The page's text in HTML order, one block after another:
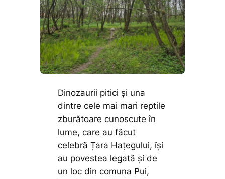
Dinozaurii pitici și una
dintre cele mai mari reptile
zburătoare cunoscute în
lume, care au făcut
celebră Țara Hațegului, își
au povestea legată și de
un loc din comuna Pui,